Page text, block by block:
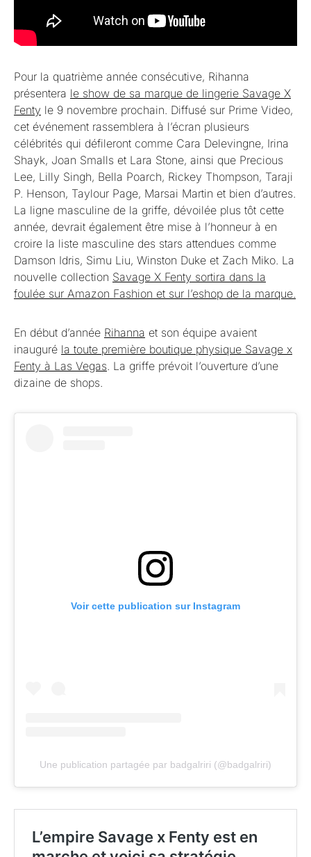
Pour la quatrième année consécutive, Rihanna
présentera le show de sa marque de lingerie Savage X
Fenty le 9 novembre prochain. Diffusé sur Prime Video,
cet événement rassemblera à l’écran plusieurs
célébrités qui défileront comme Cara Delevingne, Irina
Shayk, Joan Smalls et Lara Stone, ainsi que Precious
Lee, Lilly Singh, Bella Poarch, Rickey Thompson, Taraji
P. Henson, Taylour Page, Marsai Martin et bien d’autres.
La ligne masculine de la griffe, dévoilée plus tôt cette
année, devrait également être mise à l’honneur à en
croire la liste masculine des stars attendues comme
Damson Idris, Simu Liu, Winston Duke et Zach Miko. La
nouvelle collection Savage X Fenty sortira dans la
foulée sur Amazon Fashion et sur l’eshop de la marque.
En début d’année Rihanna et son équipe avaient
inauguré la toute première boutique physique Savage x
Fenty à Las Vegas . La griffe prévoit l’ouverture d’une
dizaine de shops.
Voir cette publication sur Instagram
Une publication partagée par badgalriri (@badgalriri)